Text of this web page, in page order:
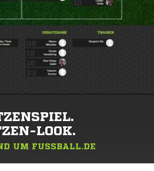
LOOK.
UM FUSSBALL.DE